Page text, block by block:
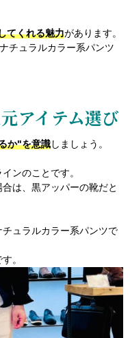
てくれる魅力があります。
チュラルカラー系パンツ
アイテム選び
か"を意識 しましょう。
ンのことです。
は、黒アッパーの靴だと
ュラルカラー系パンツで
。